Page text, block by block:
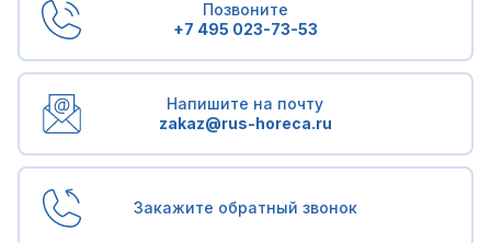
Позвоните
+7 495 023-73-53
Напишите на почту
zakaz@rus-horeca.ru
Закажите обратный звонок